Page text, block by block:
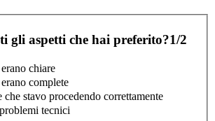
gli aspetti che hai preferito?1/2
chiare
complete
che stavo procedendo correttamente
tecnici